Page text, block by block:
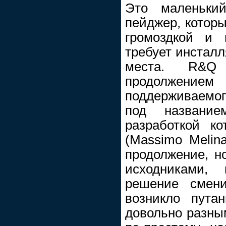
Это
пейджер,
громоздкой и
требует
места. R&Q
под
разработкой
(Massimo
продолжение,
решение
возникло
довольно